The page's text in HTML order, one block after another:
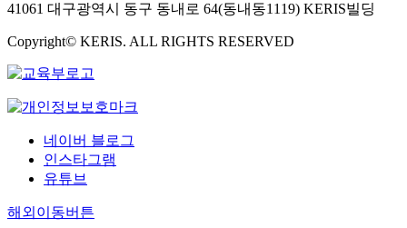
41061 대구광역시 동구 동내로 64(동내동1119) KERIS빌딩
Copyright© KERIS. ALL RIGHTS RESERVED
네이버 블로그
인스타그램
유튜브
해외이동버튼